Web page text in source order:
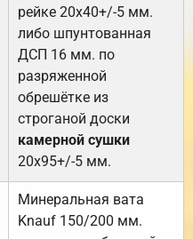
рейке 20х40+/-5 мм.
либо шпунтованная
ДСП 16 мм. по
разряженной
обрешётке из
строганой доски
камерной сушки
20х95+/-5 мм.
Минеральная вата
Knauf 150/200 мм.